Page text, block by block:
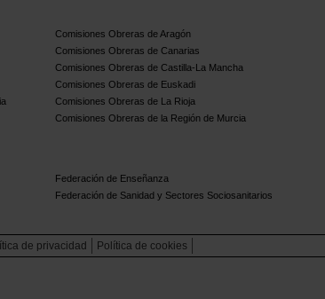
Comisiones Obreras de Aragón
Comisiones Obreras de Canarias
Comisiones Obreras de Castilla-La Mancha
Comisiones Obreras de Euskadi
Comisiones Obreras de La Rioja
Comisiones Obreras de la Región de Murcia
Federación de Enseñanza
Federación de Sanidad y Sectores Sociosanitarios
de privacidad Política de cookies